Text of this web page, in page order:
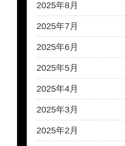
2025年8月
2025年7月
2025年6月
2025年5月
2025年4月
2025年3月
2025年2月